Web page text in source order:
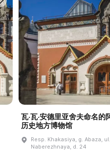
瓦·瓦·安德里亚舍夫命名的
历史地方博物馆
Resp. Khakasiya, g. Abaza, ul.
Naberezhnaya, d. 24